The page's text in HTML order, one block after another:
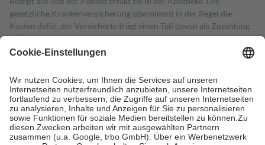
gesetzliche Krankenversicherung übernimmt in der Regel die
Kosten dafür, der Versicherte trägt einen Teil davon als Zuzahlung
mit.
Grundsätzlich leisten Mitglieder Zuzahlungen in Höhe von zehn
höchstens zehn Euro.
Es sind jedoch nie mehr als die tatsächlichen
Kosten der Leistung zu entrichten.
Diese Regeln gelten grundsätzlich auch für Online-Apotheken.
Bei Heilmitteln und häuslicher Krankenpflege beträgt die
Zuzahlung zehn Prozent der Kosten sowie zehn Euro je
Verordnung.